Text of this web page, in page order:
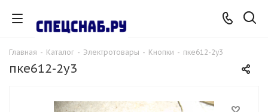
Главная - Каталог - Электротовары - Кнопки - пке612-2у3
пке612-2у3